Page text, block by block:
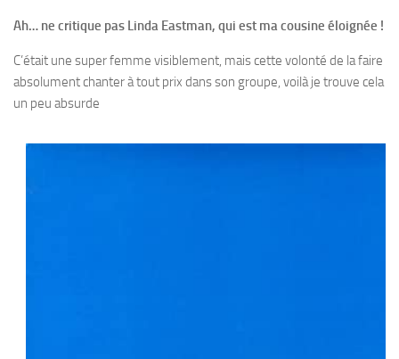
Ah… ne critique pas Linda Eastman, qui est ma cousine éloignée !
C’était une super femme visiblement, mais cette volonté de la faire
absolument chanter à tout prix dans son groupe, voilà je trouve cela
un peu absurde